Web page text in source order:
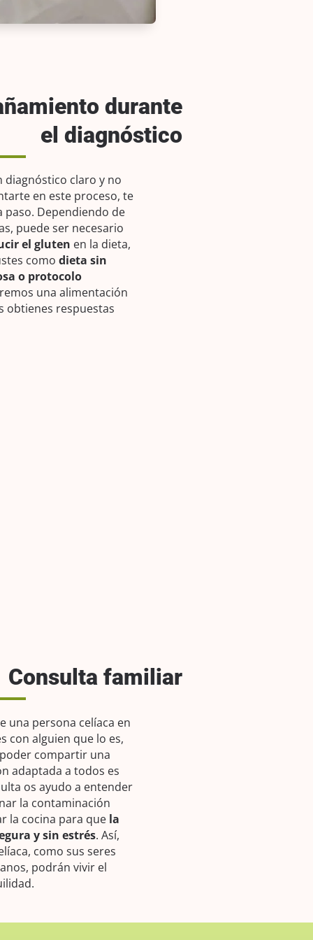
durante
el diagnóstico
diagnóstico claro y no
en este proceso, te
paso. Dependiendo de
puede ser necesario
el gluten en la dieta,
comodieta sin
o protocolo
una alimentación
obtienes respuestas
Consulta familiar
una persona celíaca en
con alguien que lo es,
compartir una
adaptada a todos es
os ayudo a entender
la contaminación
la cocina para que la
y sin estrés. Así,
como sus seres
podrán vivir el